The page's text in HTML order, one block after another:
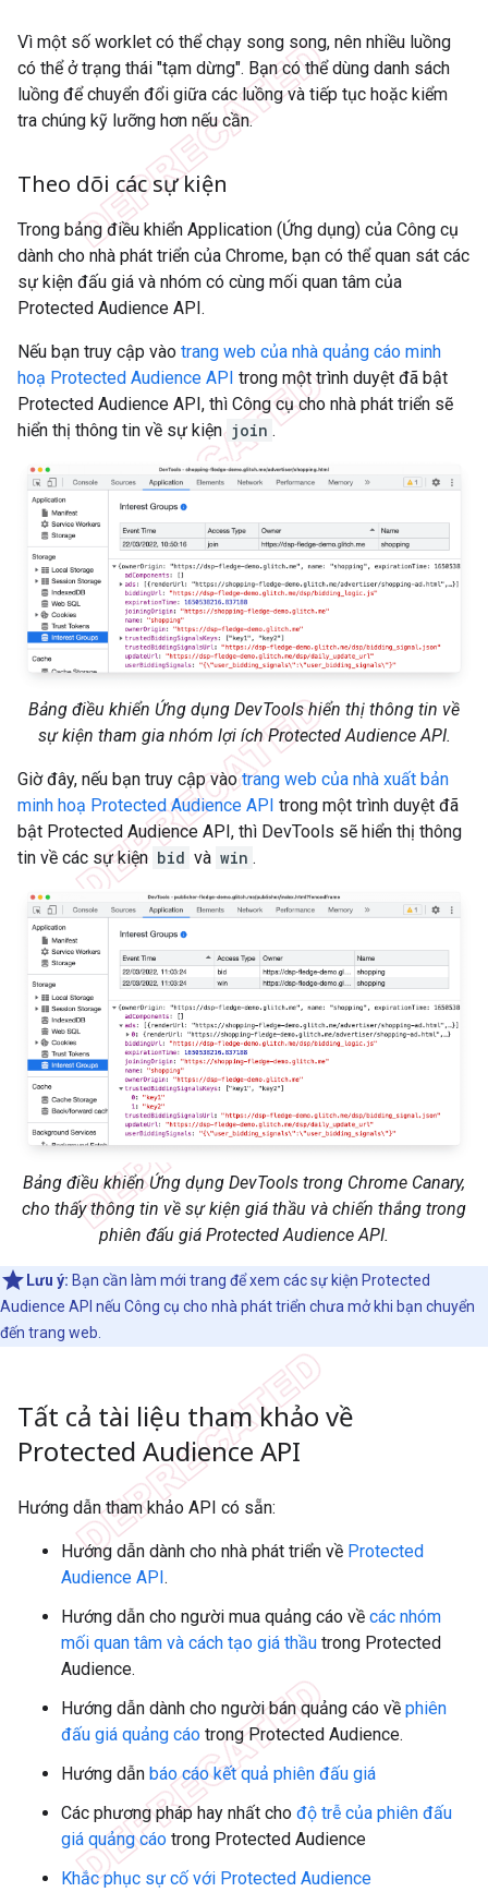
Vì một số worklet có thể chạy song song, nên nhiều luồng
có thể ở trạng thái "tạm dừng". Bạn có thể dùng danh sách
luồng để chuyển đổi giữa các luồng và tiếp tục hoặc kiểm
tra chúng kỹ lưỡng hơn nếu cần.
Theo dõi các sự kiện
Trong bảng điều khiển Application (Ứng dụng) của Công cụ
dành cho nhà phát triển của Chrome, bạn có thể quan sát các
sự kiện đấu giá và nhóm có cùng mối quan tâm của
Protected Audience API.
Nếu bạn truy cập vào trang web của nhà quảng cáo minh
hoạ Protected Audience API trong một trình duyệt đã bật
Protected Audience API, thì Công cụ cho nhà phát triển sẽ
hiển thị thông tin về sự kiện join .
Bảng điều khiển Ứng dụng DevTools hiển thị thông tin về
sự kiện tham gia nhóm lợi ích Protected Audience API.
Giờ đây, nếu bạn truy cập vàotrang web của nhà xuất bản
minh hoạ Protected Audience API trong một trình duyệt đã
bật Protected Audience API, thì DevTools sẽ hiển thị thông
tin về các sự kiện bid và win .
Bảng điều khiển Ứng dụng DevTools trong Chrome Canary,
cho thấy thông tin về sự kiện giá thầu và chiến thắng trong
phiên đấu giá Protected Audience API.
Lưu ý: Bạn cần làm mới trang để xem các sự kiện Protected
Audience API nếu Công cụ cho nhà phát triển chưa mở khi bạn chuyển
đến trang web.
Tất cả tài liệu tham khảo về
Protected Audience API
Hướng dẫn tham khảo API có sẵn:
Hướng dẫn dành cho nhà phát triển về Protected
Audience API.
Hướng dẫn cho người mua quảng cáo về các nhóm
mối quan tâm và cách tạo giá thầu trong Protected
Audience.
Hướng dẫn dành cho người bán quảng cáo về phiên
đấu giá quảng cáo trong Protected Audience.
Hướng dẫn báo cáo kết quả phiên đấu giá
Các phương pháp hay nhất cho độ trễ của phiên đấu
giá quảng cáo trong Protected Audience
Khắc phục sự cố với Protected Audience